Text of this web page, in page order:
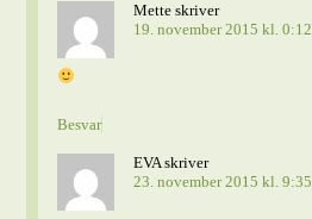
Mette skriver
19. november 2015 kl. 0:12
Besvar
EVA skriver
23. november 2015 kl. 9:35